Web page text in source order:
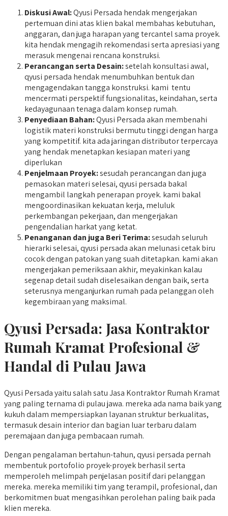
Diskusi Awal:Qyusi Persada hendak mengerjakan
pertemuan dini atas klien bakal membahas kebutuhan,
anggaran, dan juga harapan yang tercantel sama proyek.
kita hendak mengagih rekomendasi serta apresiasi yang
merasuk mengenai rencana konstruksi.
Perancangan serta Desain:setelah konsultasi awal,
qyusi persada hendak menumbuhkan bentuk dan
mengagendakan tangga konstruksi. kami tentu
mencermati perspektif fungsionalitas, keindahan, serta
kedayagunaan tenaga dalam konsep rumah.
Penyediaan Bahan:Qyusi Persada akan membenahi
logistik materi konstruksi bermutu tinggi dengan harga
yang kompetitif. kita ada jaringan distributor terpercaya
yang hendak menetapkan kesiapan materi yang
diperlukan
Penjelmaan Proyek:sesudah perancangan dan juga
pemasokan materi selesai, qyusi persada bakal
mengambil langkah penerapan proyek. kami bakal
mengoordinasikan kekuatan kerja, meluluk
perkembangan pekerjaan, dan mengerjakan
pengendalian harkat yang ketat.
Penanganan dan juga Beri Terima:sesudah seluruh
hierarki selesai, qyusi persada akan melunasi cetak biru
cocok dengan patokan yang suah ditetapkan. kami akan
mengerjakan pemeriksaan akhir, meyakinkan kalau
segenap detail sudah diselesaikan dengan baik, serta
seterusnya menganjurkan rumah pada pelanggan oleh
kegembiraan yang maksimal.
Qyusi Persada: Jasa Kontraktor
Rumah Kramat Profesional &
Handal di Pulau Jawa
Qyusi Persada yaitu salah satu Jasa Kontraktor Rumah Kramat
yang paling ternama di pulau jawa. mereka ada nama baik yang
kukuh dalam mempersiapkan layanan struktur berkualitas,
termasuk desain interior dan bagian luar terbaru dalam
peremajaan dan juga pembacaan rumah.
Dengan pengalaman bertahun-tahun, qyusi persada pernah
membentuk portofolio proyek-proyek berhasil serta
memperoleh melimpah penjelasan positif dari pelanggan
mereka. mereka memiliki tim yang terampil, profesional, dan
berkomitmen buat mengasihkan perolehan paling baik pada
klien mereka.